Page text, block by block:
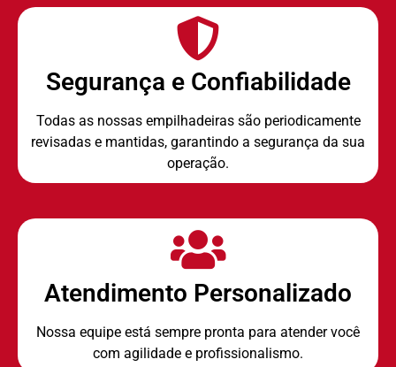
Segurança e Confiabilidade
Todas as nossas empilhadeiras são periodicamente
revisadas e mantidas, garantindo a segurança da sua
operação.
Atendimento Personalizado
Nossa equipe está sempre pronta para atender você
com agilidade e profissionalismo.